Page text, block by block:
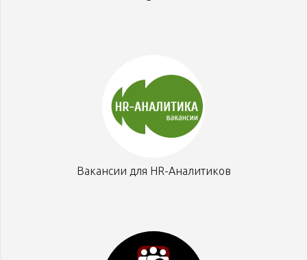
Вакансии для HR-Аналитиков